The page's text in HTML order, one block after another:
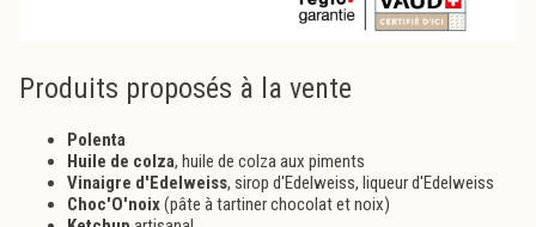
Produits proposés à la vente
Polenta
Huile de colza, huile de colza aux piments
Vinaigre d'Edelweiss, sirop d'Edelweiss, liqueur d'Edelweiss
Choc'O'noix(pâte à tartiner chocolat et noix)